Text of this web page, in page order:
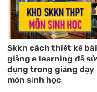
Skkn cách thiết kế bài
giảng e learning để sử
dụng trong giảng dạy
môn sinh học